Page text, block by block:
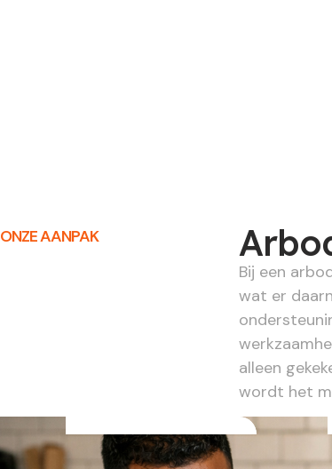
ONZE AANPAK
Bij een
wat er
alleen
wordt het